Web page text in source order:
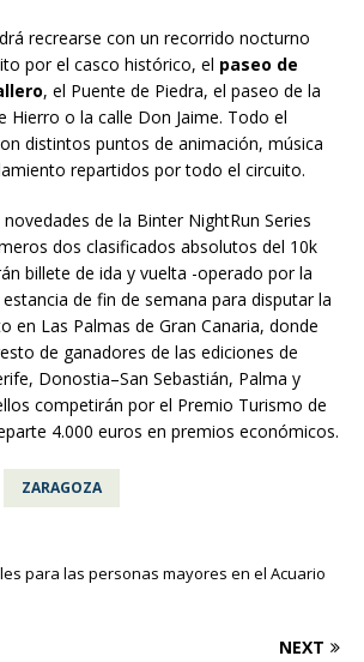
recrearse con un recorrido nocturno
por el casco histórico, el paseo de
, el Puente de Piedra, el paseo de la
Hierro o la calle Don Jaime. Todo el
distintos puntos de animación, música
repartidos por todo el circuito.
de la Binter NightRun Series
dos clasificados absolutos del 10k
billete de ida y vuelta -operado por la
de fin de semana para disputar la
en Las Palmas de Gran Canaria, donde
de ganadores de las ediciones de
Donostia–San Sebastián, Palma y
competirán por el Premio Turismo de
4.000 euros en premios económicos.
ZARAGOZA
para las personas mayores en el Acuario
NEXT